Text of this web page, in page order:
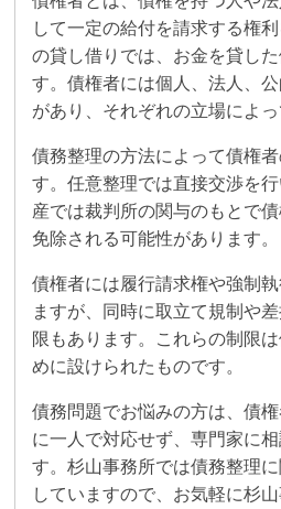
して一定の給付を請求する権
の貸し借りでは、お金を貸し
す。債権者には個人、法人、
があり、それぞれの立場によっ
債務整理の方法によって債権
す。任意整理では直接交渉を
産では裁判所の関与のもとで
免除される可能性があります。
債権者には履行請求権や強制
ますが、同時に取立て規制や
限もあります。これらの制限
めに設けられたものです。
債務問題でお悩みの方は、債
に一人で対応せず、専門家に
す。杉山事務所では債務整理
していますので、お気軽に杉